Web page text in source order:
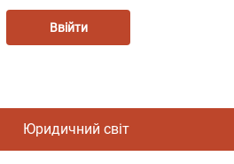
Ввійти
Юридичний світ